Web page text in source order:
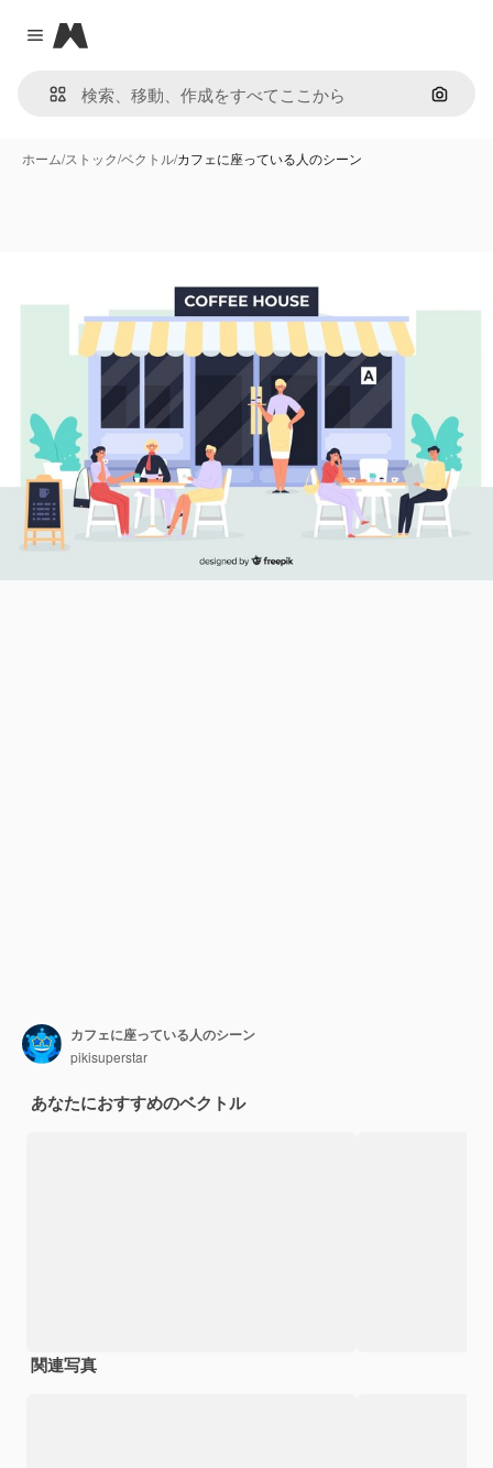
Close menu
Magnific
画像で
ホーム/ストック/ベクトル/カフェに座っている人のシーン
カフェに座っている人のシーン
pikisuperstar
あなたにおすすめのベクトル
関連写真